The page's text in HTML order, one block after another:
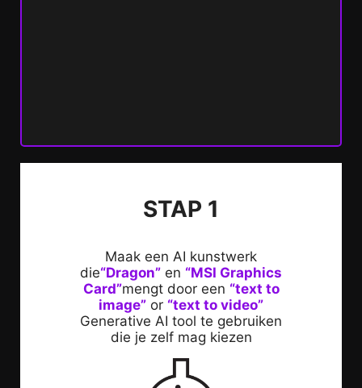
STAP 1
Maak een AI kunstwerk
die“Dragon” en “MSI Graphics
Card”mengt door een “text to
image” or “text to video”
Generative AI tool te gebruiken
die je zelf mag kiezen